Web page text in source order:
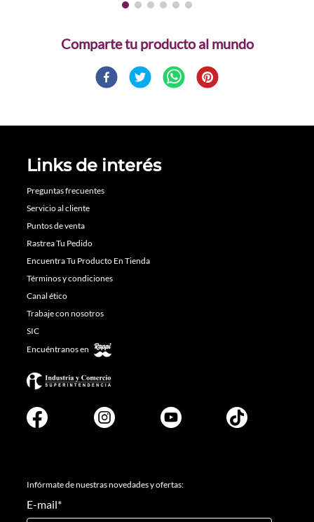
Comparte
Links de interés
Preguntas frecuentes
Servicio al cliente
Puntos de venta
Rastrea Tu Pedido
Encuentra Tu Producto En Tienda
Términos y condiciones
Canal ético
Trabaje con nosotros
SIC
Encuéntranos en
Infórmate de nuestras novedades y ofertas:
E-mail*